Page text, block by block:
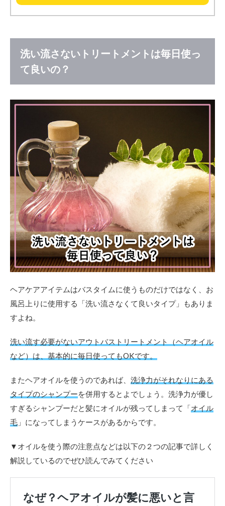
洗い流さないトリートメントは毎日使っ
て良いの？
ヘアケアアイテムはバスタイムに使うものだけではなく、お
風呂上りに使用する「洗い流さなくて良いタイプ」もありま
すよね。
洗い流す必要がないアウトバストリートメント（ヘアオイル
など）は、基本的に毎日使ってもOKです。
またヘアオイルを使うのであれば、 洗浄力がそれなりにある
タイプのシャンプーを併用するとよでしょう。洗浄力が優し
すぎるシャンプーだと髪にオイルが残ってしまって「オイル
毛 」になってしまうケースがあるからです。
▼オイルを使う際の注意点などは以下の２つの記事で詳しく
解説しているのでぜひ読んでみてください